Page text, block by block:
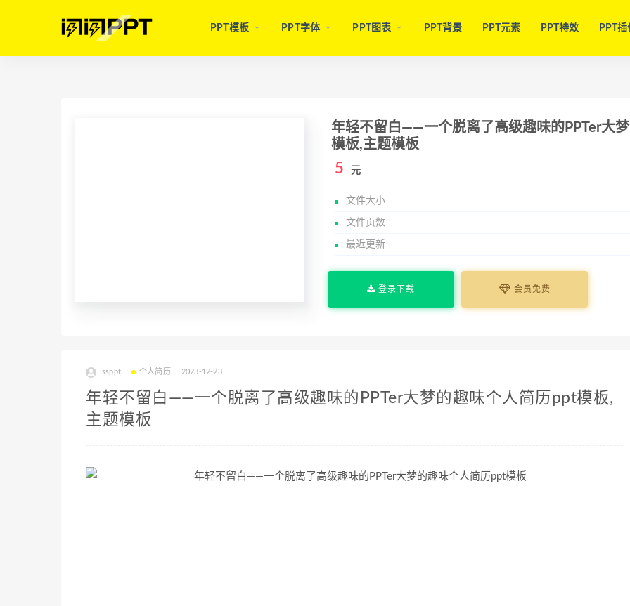
PPT模板 PPT字体 PPT图表 PPT背景 PPT元素 PPT特效 PPT插
年轻不留白——一个脱离了高级趣味的PPTer大
模板,主题模板
5 元
文件大小
文件页数
最近更新
登录下载 会员免费
ssppt 个人简历 2023-12-23
年轻不留白——一个脱离了高级趣味的PPTer大梦的趣味个人简历ppt模板,
主题模板